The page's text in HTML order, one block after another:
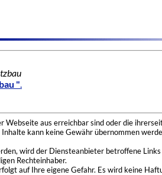
".
aus erreichbar sind oder die
kann keine Gewähr übernommen
wird der Diensteanbieter betroffene
Rechteinhaber.
auf Ihre eigene Gefahr. Es wird keine